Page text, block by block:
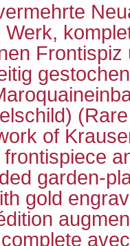
Werk,
Frontispiz
of
garden-
gold